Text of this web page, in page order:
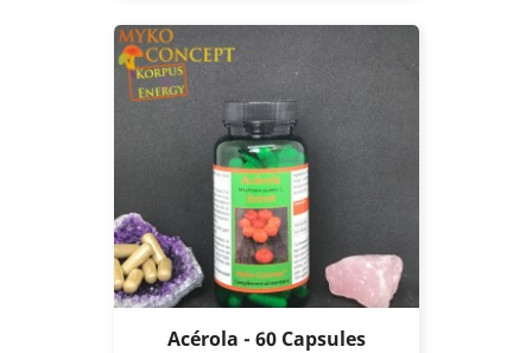
Acérola - 60 Capsules